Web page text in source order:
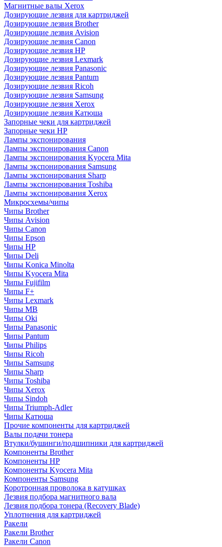
Магнитные валы Xerox
Дозирующие лезвия для картриджей
Дозирующие лезвия Brother
Дозирующие лезвия Avision
Дозирующие лезвия Canon
Дозирующие лезвия HP
Дозирующие лезвия Lexmark
Дозирующие лезвия Panasonic
Дозирующие лезвия Pantum
Дозирующие лезвия Ricoh
Дозирующие лезвия Samsung
Дозирующие лезвия Xerox
Дозирующие лезвия Катюша
Запорные чеки для картриджей
Запорные чеки HP
Лампы экспонирования
Лампы экспонирования Canon
Лампы экспонирования Kyocera Mita
Лампы экспонирования Samsung
Лампы экспонирования Sharp
Лампы экспонирования Toshiba
Лампы экспонирования Xerox
Микросхемы/чипы
Чипы Brother
Чипы Avision
Чипы Canon
Чипы Epson
Чипы HP
Чипы Deli
Чипы Konica Minolta
Чипы Kyocera Mita
Чипы Fujifilm
Чипы F+
Чипы Lexmark
Чипы MB
Чипы Oki
Чипы Panasonic
Чипы Pantum
Чипы Philips
Чипы Ricoh
Чипы Samsung
Чипы Sharp
Чипы Toshiba
Чипы Xerox
Чипы Sindoh
Чипы Triumph-Adler
Чипы Катюша
Прочие компоненты для картриджей
Валы подачи тонера
Втулки/бушинги/подшипники для картриджей
Компоненты Brother
Компоненты HP
Компоненты Kyocera Mita
Компоненты Samsung
Коротронная проволока в катушках
Лезвия подбора магнитного вала
Лезвия подбора тонера (Recovery Blade)
Уплотнения для картриджей
Ракели
Ракели Brother
Ракели Canon